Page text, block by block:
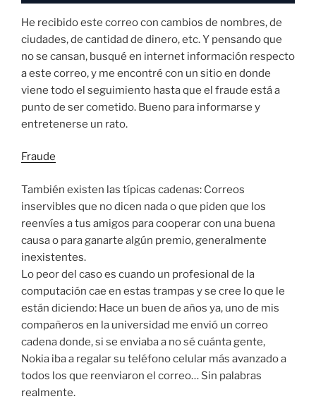
He recibido este correo con cambios de nombres, de
ciudades, de cantidad de dinero, etc. Y pensando que
no se cansan, busqué en internet información respecto
a este correo, y me encontré con un sitio en donde
viene todo el seguimiento hasta que el fraude está a
punto de ser cometido. Bueno para informarse y
entretenerse un rato.
Fraude
También existen las típicas cadenas: Correos
inservibles que no dicen nada o que piden que los
reenvíes a tus amigos para cooperar con una buena
causa o para ganarte algún premio, generalmente
inexistentes.
Lo peor del caso es cuando un profesional de la
computación cae en estas trampas y se cree lo que le
están diciendo: Hace un buen de años ya, uno de mis
compañeros en la universidad me envió un correo
cadena donde, si se enviaba a no sé cuánta gente,
Nokia iba a regalar su teléfono celular más avanzado a
todos los que reenviaron el correo… Sin palabras
realmente.